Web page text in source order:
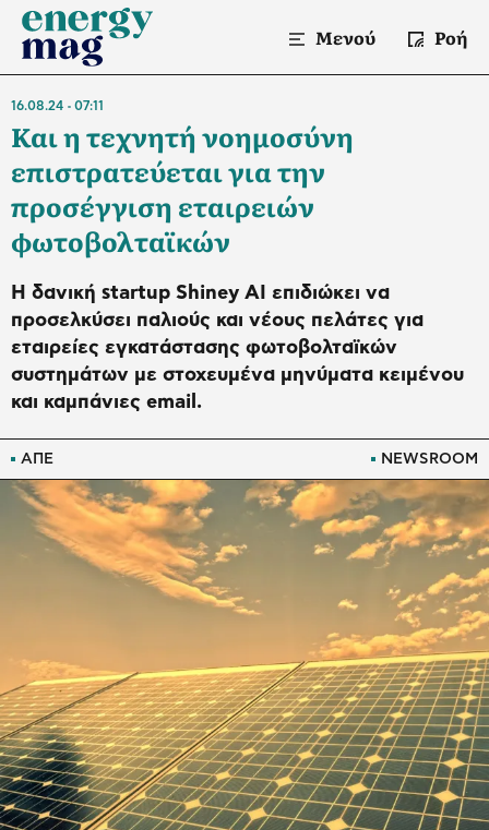
Μενού Ροή
ΑΠΕ NEWSROOM
16.08.24 07:11
Και η τεχνητή νοημοσύνη
επιστρατεύεται για την
προσέγγιση εταιρειών
φωτοβολταϊκών
Η δανική startup Shiney AI επιδιώκει να
προσελκύσει παλιούς και νέους πελάτες για
εταιρείες εγκατάστασης φωτοβολταϊκών
συστημάτων με στοχευμένα μηνύματα κειμένου
και καμπάνιες email.